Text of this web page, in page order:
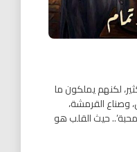
لكنهم يملكون ما
وصناع القرمشة،
حيث القلب هو